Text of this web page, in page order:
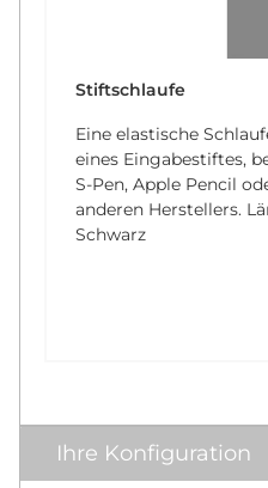
Stiftschlaufe
Eine elastische
eines Eingabestiftes,
S-Pen, Apple Pencil
anderen Herstellers.
Schwarz
Ihre Konfiguration